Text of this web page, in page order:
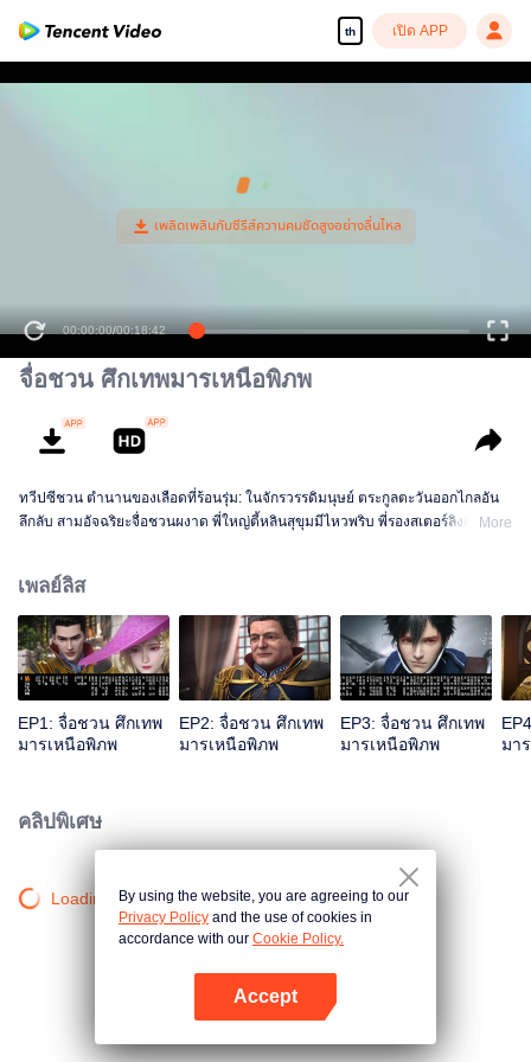
th เปิด APP
00:00:00/00:18:42
จื่อชวน ศึกเทพมารเหนือพิภพ
ทวีปซีชวน ตำนานของเลือดที่ร้อนรุ่ม: ในจักรวรรดิมนุษย์ ตระกูลตะวันออกไกลอัน
ลึกลับ สามอัจฉริยะจื่อชวนผงาด พี่ใหญ่ตี้หลินสุขุมมีไหวพริบ พี่รองสเตอร์ลิงเก่งนำ
ตระกูลต่าง ๆ ต่อสู้กันไม่หยุดหย่อน ท่ามกลางเลือดและไฟ การปะทะของมีดและ
ดาบ เกิดเป็นมหากาพย์อันยิ่งใหญ่…จื่อชวน แอนิเมชั่นวาดโลกที่พิเศษและ
มหัศจรรย์ขึ้น นำเสนอตัวละครต่างบุคลิกกัน พร้อมเพลงที่ฮึกเหิมและเศร้าระทม...
More
เพลย์ลิส
EP1: จื่อชวน ศึกเทพ
มารเหนือพิภพ
EP2: จื่อชวน ศึกเทพ
มารเหนือพิภพ
EP3: จื่อชวน ศึกเทพ
มารเหนือพิภพ
มา
คลิปพิเศษ
Loading…By using the website, you are agreeing to our
Privacy Policy and the use of cookies in
accordance with our Cookie Policy.
Accept